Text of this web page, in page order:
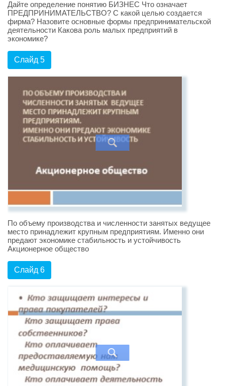
Дайте определение понятию БИЗНЕС Что означает
ПРЕДПРИНИМАТЕЛЬСТВО? С какой целью создается
фирма? Назовите основные формы предпринимательской
деятельности Какова роль малых предприятий в
экономике?
Слайд 5
По объему производства и численности занятых ведущее
место принадлежит крупным предприятиям. Именно они
предают экономике стабильность и устойчивость
Акционерное общество
Слайд 6